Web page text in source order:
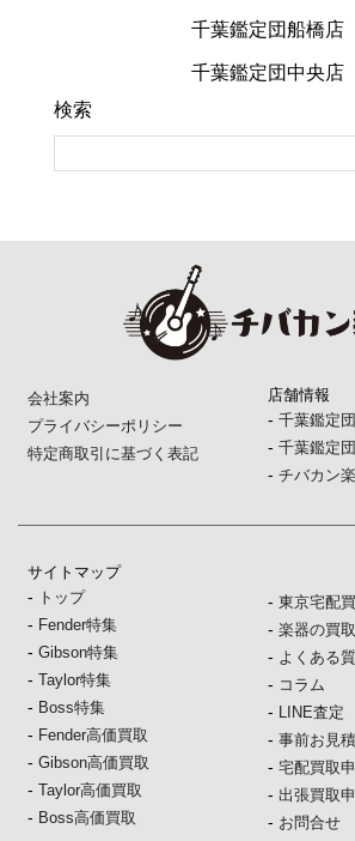
千葉鑑定団船橋店
千葉鑑定団中央店
検索
会社案内
プライバシーポリシー
特定商取引に基づく表記
店舗情報
- 千葉鑑定
- 千葉鑑定
- チバカン
サイトマップ
- トップ
- Fender特集
-Gibson特集
-Taylor特集
- Boss特集
- Fender高価買取
-Gibson高価買取
-Taylor高価買取
- Boss高価買取
- 東京宅配
- 楽器の買
- よくある
- コラム
- LINE査定
- 事前お見
- 宅配買取
- 出張買取
- お問合せ